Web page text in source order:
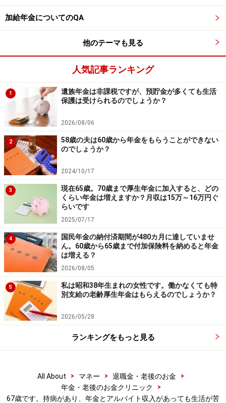
ことが大切でしょう。
※専門家に取り上げてほしい質問がある人はこちらから
応募するか、コメント欄への書き込みをお願いします。
※記事内容は執筆時点のものです。最新の内容をご確認くださ
い。
本記事の内容は一般的な情報提供を目的としており、特定の金融
商品や投資行動を推奨するものではありません。
投資や資産運用に関する最終的なご判断はご自身の責任において
行ってください。
掲載情報の正確性・完全性については十分に配慮しております
が、その内容を保証するものではなく、これに基づく損失・損害
などについて当社は一切の責任を負いません。
最新の情報や詳細については、必ず各金融機関やサービス提供者
の公式情報をご確認ください。
【編集部からのお知らせ】
・「家計」について、アンケート（2026/8/31まで）を実施
中です！
※抽選で20名にAmazonギフト券1000円分プレゼント
※謝礼付きの限定アンケートやモニター企画に参加が可能に
なります
加給年金についてのQA
他のテーマも見る
人気記事ランキング
1
遺族年金は非課税ですが、預貯金が多くても生活
保護は受けられるのでしょうか？
2026/08/06
2
58歳の夫は60歳から年金をもらうことができない
のでしょうか？
2024/10/17
3
現在65歳。70歳まで厚生年金に加入すると、どの
くらい年金は増えますか？月収は15万～16万円ぐ
らいです
2025/07/17
4
国民年金の納付済期間が480カ月に達していませ
ん。60歳から65歳まで付加保険料を納めると年金
は増える？
2026/08/05
5
私は昭和38年生まれの女性です。働かなくても特
別支給の老齢厚生年金はもらえるのでしょうか？
2026/05/28
ランキングをもっと見る
All About > マネー > 退職金・老後のお金
>
年金・老後のお金クリニック
>
67歳です。持病があり、年金とアルバイト収入があっても生活が苦